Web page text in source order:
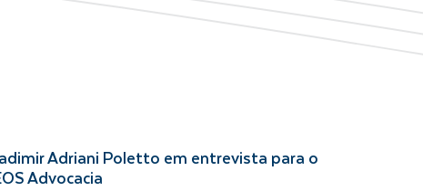
Adriani Poletto em entrevista para o
Advocacia